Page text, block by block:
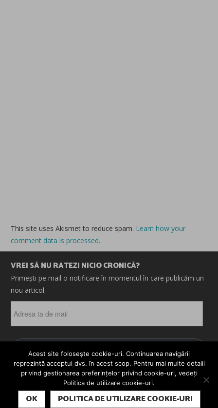
This site uses Akismet to reduce spam. Learn how your
comment data is processed.
VREI SĂ NU RATEZI NICIO CRONICĂ?
Primești pe mail o notificare în momentul în care publicăm un
nou articol.
ta
de
ABONEAZĂ-TE
© 2026 CRONICI. SATIRE. ȘARJE. TOATE DREPTURILE
REZERVATE. CRONICI.RO ESTE UN PROIECT MESTER
SUBSCRIBE
Acest site folosește cookie-uri. Continuarea navigării
reprezintă acceptul dvs. în acest scop. Pentru mai multe detalii
privind gestionarea preferințelor privind cookie-uri, vedeți
Politica de utilizare cookie-uri.
OK POLITICA DE UTILIZARE COOKIE-URI